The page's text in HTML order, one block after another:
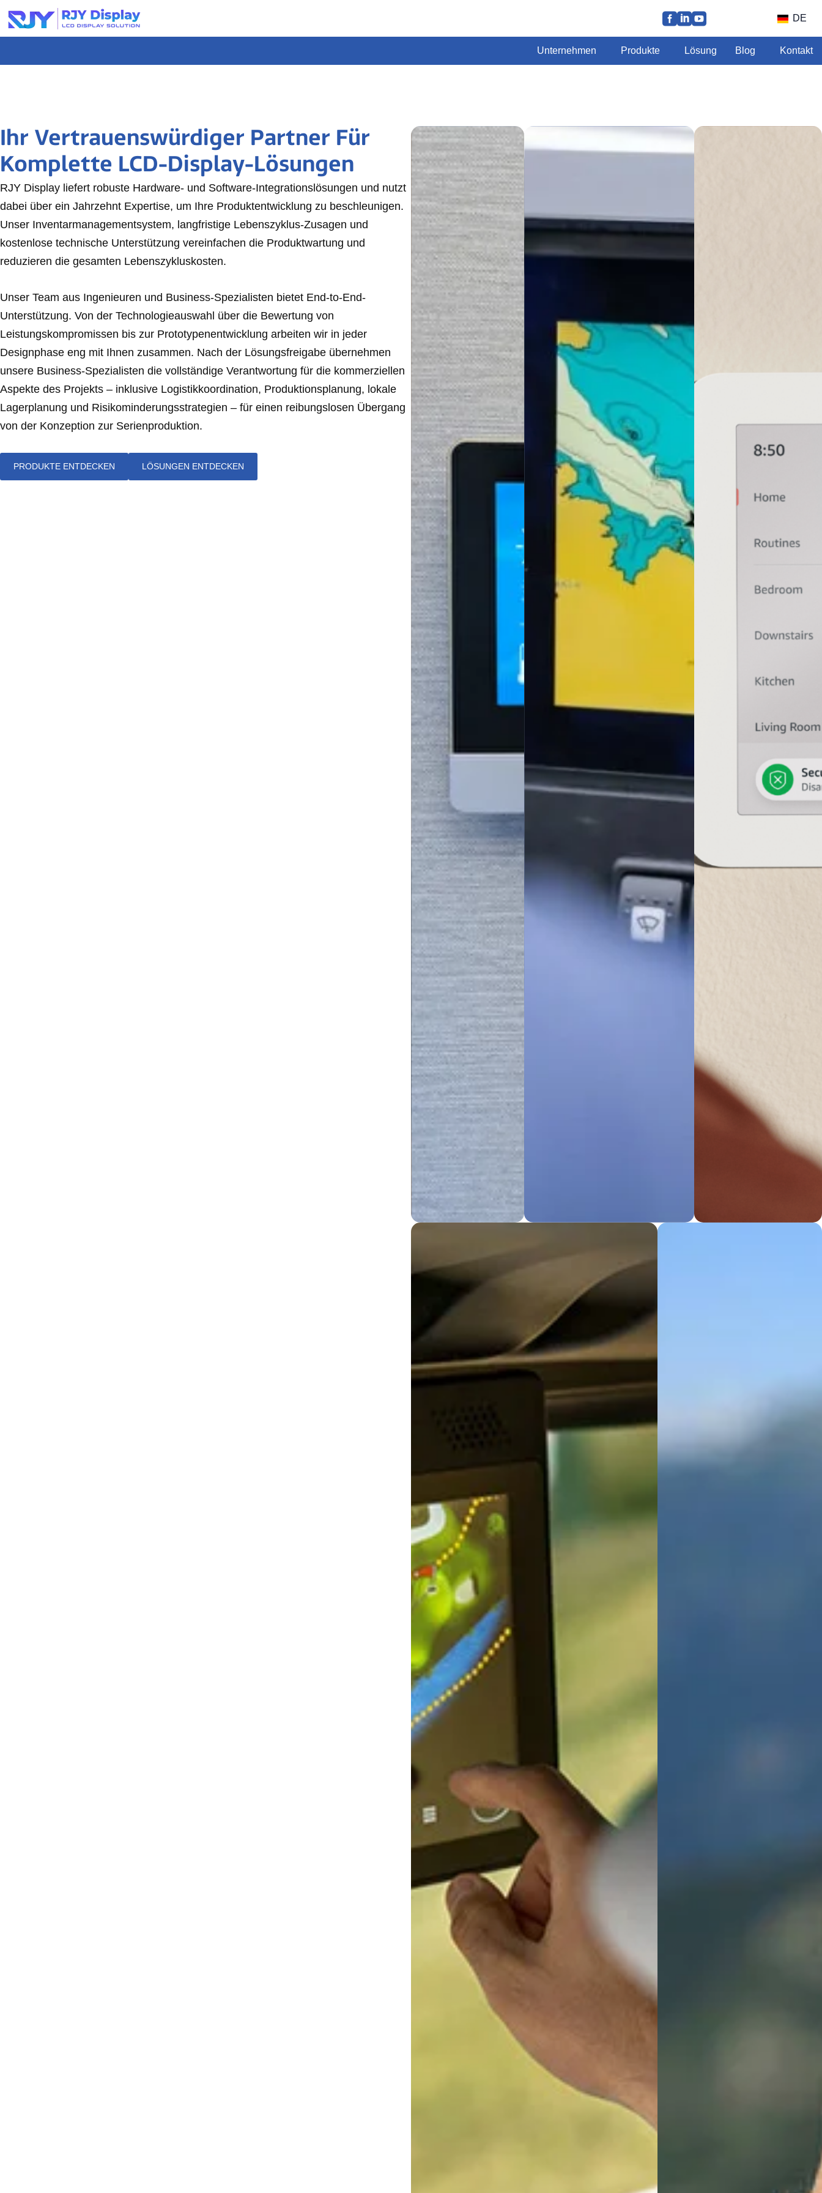
Wähle
eine
Höhe
DE
Unternehmen Produkte Lösung Blog Kontakt
Ihr Vertrauenswürdiger Partner Für
Komplette LCD-Display-Lösungen
RJY Display liefert robuste Hardware- und Software-Integrationslösungen und nutzt
dabei über ein Jahrzehnt Expertise, um Ihre Produktentwicklung zu beschleunigen.
Unser Inventarmanagementsystem, langfristige Lebenszyklus-Zusagen und
kostenlose technische Unterstützung vereinfachen die Produktwartung und
reduzieren die gesamten Lebenszykluskosten.
Unser Team aus Ingenieuren und Business-Spezialisten bietet End-to-End-
Unterstützung. Von der Technologieauswahl über die Bewertung von
Leistungskompromissen bis zur Prototypenentwicklung arbeiten wir in jeder
Designphase eng mit Ihnen zusammen. Nach der Lösungsfreigabe übernehmen
unsere Business-Spezialisten die vollständige Verantwortung für die kommerziellen
Aspekte des Projekts – inklusive Logistikkoordination, Produktionsplanung, lokale
Lagerplanung und Risikominderungsstrategien – für einen reibungslosen Übergang
von der Konzeption zur Serienproduktion.
PRODUKTE ENTDECKEN LÖSUNGEN ENTDECKEN